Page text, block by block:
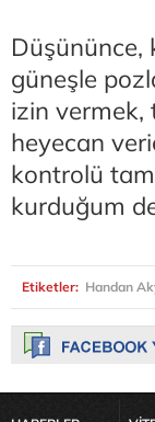
Düşününce,
güneşle
izin
heyecan
kontrolü
kurduğum
Etiketler: Handan